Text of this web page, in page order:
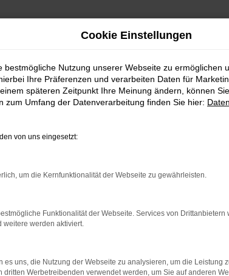
bestimmter Seiten verhindern. Funktioniert
beheben.
auf dem neuesten Stand sind.
kann auch dazu führen, dass bestimmte
Cookie Einstellungen
bestmögliche Nutzung unserer Webseite zu ermöglichen
Ihre Präferenzen und verarbeiten Daten für
späteren Zeitpunkt Ihre Meinung ändern, können
zum Umfang der Datenverarbeitung finden Sie hier:
von uns eingesetzt:
um die Kernfunktionalität der Webseite zu gewährleisten.
Funktionalität der Webseite. Services von Drittanbietern
weitere werden aktiviert.
es uns, die Nutzung der Webseite zu analysieren, um die Leistung
dritten Werbetreibenden verwendet werden, um Sie auf anderen